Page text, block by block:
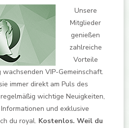
Unsere
Mitglieder
genießen
zahlreiche
Vorteile
VIP-Gemeinschaft.
immer direkt am Puls des
wichtige Neuigkeiten,
und exklusive
du royal. Kostenlos. Weil du